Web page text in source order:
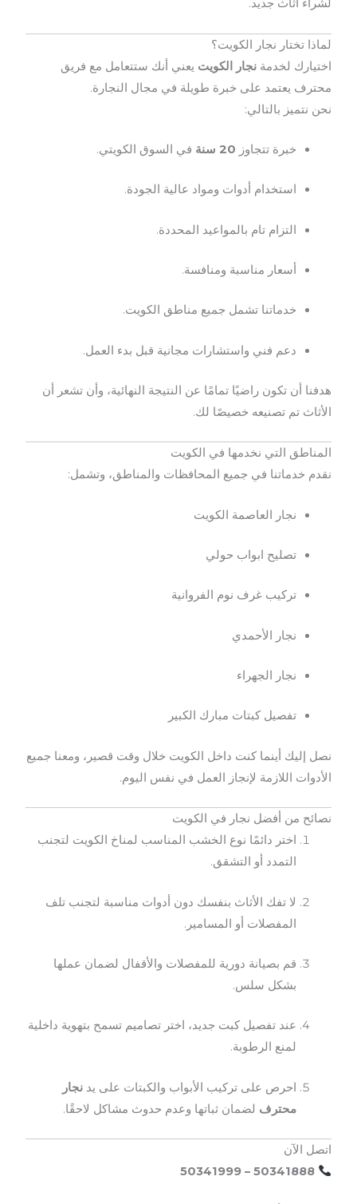
لشراء أثاث جديد.
لماذا تختار نجار الكويت؟
اختيارك لخدمةنجار الكويت يعني أنك ستتعامل مع فريق
محترف يعتمد على خبرة طويلة في مجال النجارة.
نحن نتميز بالتالي:
خبرة تتجاوز 20 سنة في السوق الكويتي.
استخدام أدوات ومواد عالية الجودة.
التزام تام بالمواعيد المحددة.
أسعار مناسبة ومنافسة.
خدماتنا تشمل جميع مناطق الكويت.
دعم فني واستشارات مجانية قبل بدء العمل.
هدفنا أن تكون راضيًا تمامًا عن النتيجة النهائية، وأن تشعر أن
الأثاث تم تصنيعه خصيصًا لك.
المناطق التي نخدمها في الكويت
نقدم خدماتنا في جميع المحافظات والمناطق، وتشمل:
نجار العاصمة الكويت
تصليح ابواب حولي
تركيب غرف نوم الفروانية
نجار الأحمدي
نجار الجهراء
تفصيل كبتات مبارك الكبير
نصل إليك أينما كنت داخل الكويت خلال وقت قصير، ومعنا جميع
الأدوات اللازمة لإنجاز العمل في نفس اليوم.
نصائح من أفضل نجار في الكويت
اختر دائمًا نوع الخشب المناسب لمناخ الكويت لتجنب
التمدد أو التشقق.
لا تفك الأثاث بنفسك دون أدوات مناسبة لتجنب تلف
المفصلات أو المسامير.
قم بصيانة دورية للمفصلات والأقفال لضمان عملها
بشكل سلس.
عند تفصيل كبت جديد، اختر تصاميم تسمح بتهوية داخلية
لمنع الرطوبة.
احرص على تركيب الأبواب والكبتات على يدنجار
محترف لضمان ثباتها وعدم حدوث مشاكل لاحقًا.
اتصل الآن
50341888 – 50341999